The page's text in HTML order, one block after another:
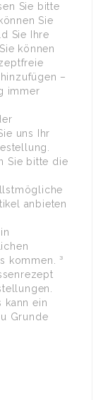
Sie bitte
Sie
Sie Ihre
können
–
immer
uns Ihr
Sie bitte die
anbieten
kommen. ³
kann ein
Grunde